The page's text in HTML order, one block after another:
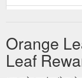
auto-renew for
be charged ...
Orange
Leaf